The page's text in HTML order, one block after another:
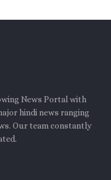
News Portal with
hindi news ranging
Our team constantly